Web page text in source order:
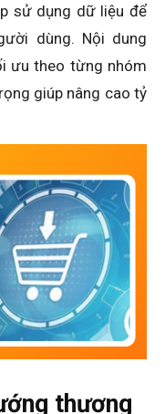
sử dụng dữ liệu để
dùng. Nội dung
ưu theo từng nhóm
giúp nâng cao tỷ
thương